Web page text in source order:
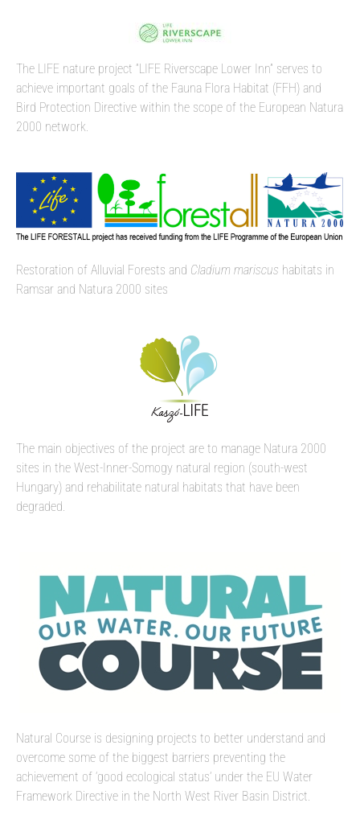
The LIFE nature project “LIFE Riverscape Lower Inn” serves to
achieve important goals of the Fauna Flora Habitat (FFH) and
Bird Protection Directive within the scope of the European Natura
2000 network.
Restoration of Alluvial Forests and Cladium mariscus habitats in
Ramsar and Natura 2000 sites
The main objectives of the project are to manage Natura 2000
sites in the West-Inner-Somogy natural region (south-west
Hungary) and rehabilitate natural habitats that have been
degraded.
Natural Course is designing projects to better understand and
overcome some of the biggest barriers preventing the
achievement of ‘good ecological status’ under the EU Water
Framework Directive in the North West River Basin District.